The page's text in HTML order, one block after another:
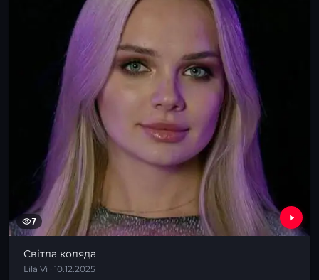
7
Світла коляда
Lila Vi · 10.12.2025